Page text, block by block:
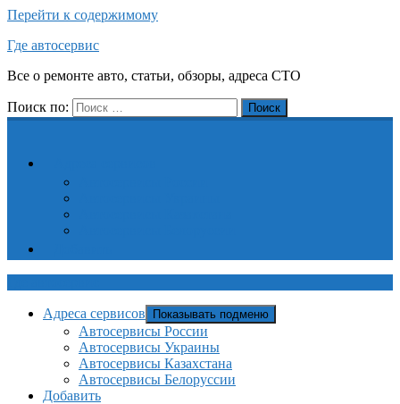
Перейти к содержимому
Где автосервис
Все о ремонте авто, статьи, обзоры, адреса СТО
Поиск по: Поиск
Адреса сервисов Показывать подменю
Автосервисы России
Автосервисы Украины
Автосервисы Казахстана
Автосервисы Белоруссии
Добавить